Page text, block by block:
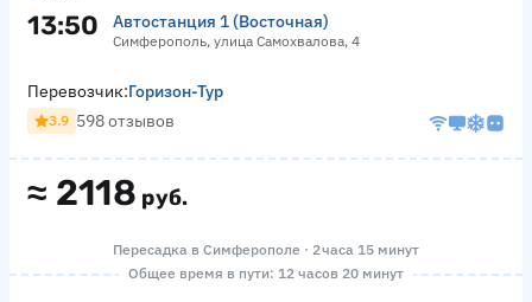
13:50 Автостанция 1 (Восточная)
Симферополь, улица Самохвалова, 4
≈ 2118 руб.
Перевозчик:Горизон-Тур
3.9 598 отзывов
Пересадка в Симферополе · 2 часа 15 минут
Общее время в пути: 12 часов 20 минут